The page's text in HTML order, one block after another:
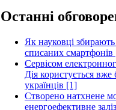
Останні
Як науковці збирають
списаних смартфонів
Сервісом
Дія користується
українців [1]
Створено натхнене
енергоефективне